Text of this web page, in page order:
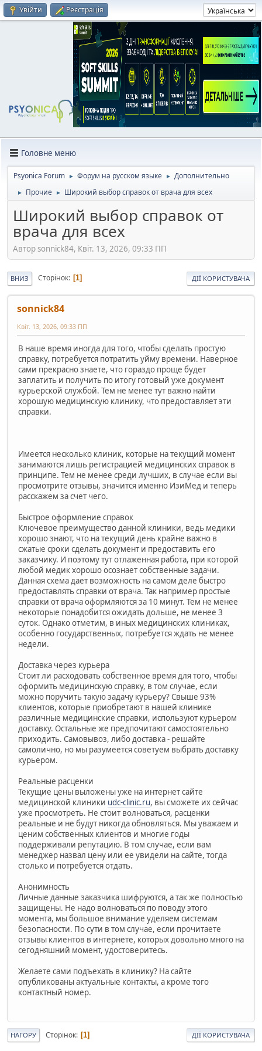
Увійти Реєстрація
Головне меню
Psyonica Forum ► Форум на русском языке ► Дополнительно
► Прочие ► Широкий выбор справок от врача для всех
Широкий выбор справок от
врача для всех
Автор sonnick84, Квіт. 13, 2026, 09:33 ПП
ВНИЗ Сторінок 1 ДІЇ КОРИСТУВАЧА
sonnick84
Квіт. 13, 2026, 09:33 ПП
В наше время иногда для того, чтобы сделать простую
справку, потребуется потратить уйму времени. Наверное
сами прекрасно знаете, что гораздо проще будет
заплатить и получить по итогу готовый уже документ
курьерской службой. Тем не менее тут важно найти
хорошую медицинскую клинику, что предоставляет эти
справки.
Имеется несколько клиник, которые на текущий момент
занимаются лишь регистрацией медицинских справок в
принципе. Тем не менее среди лучших, в случае если вы
просмотрите отзывы, значится именно ИзиМед и теперь
расскажем за счет чего.
Быстрое оформление справок
Ключевое преимущество данной клиники, ведь медики
хорошо знают, что на текущий день крайне важно в
сжатые сроки сделать документ и предоставить его
заказчику. И поэтому тут отлаженная работа, при которой
любой медик хорошо осознает собственные задачи.
Данная схема дает возможность на самом деле быстро
предоставлять справки от врача. Так например простые
справки от врача оформляются за 10 минут. Тем не менее
некоторые понадобится ожидать дольше, не менее 3
суток. Однако отметим, в иных медицинских клиниках,
особенно государственных, потребуется ждать не менее
недели.
Доставка через курьера
Стоит ли расходовать собственное время для того, чтобы
оформить медицинскую справку, в том случае, если
можно поручить такую задачу курьеру? Свыше 93%
клиентов, которые приобретают в нашей клинике
различные медицинские справки, используют курьером
доставку. Остальные же предпочитают самостоятельно
приходить. Самовывоз, либо доставка - решайте
самолично, но мы разумеется советуем выбрать доставку
курьером.
Реальные расценки
Текущие цены выложены уже на интернет сайте
медицинской клиники udc-clinic.ru, вы сможете их сейчас
уже просмотреть. Не стоит волноваться, расценки
реальные и не будут никогда обновляться. Мы уважаем и
ценим собственных клиентов и многие годы
поддерживали репутацию. В том случае, если вам
менеджер назвал цену или ее увидели на сайте, тогда
столько и потребуется отдать.
Анонимность
Личные данные заказчика шифруются, а так же полностью
защищены. Не надо волноваться по поводу этого
момента, мы большое внимание уделяем системам
безопасности. По сути в том случае, если прочитаете
отзывы клиентов в интернете, которых довольно много на
сегодняшний момент, удостоверитесь.
Желаете сами подъехать в клинику? На сайте
опубликованы актуальные контакты, а кроме того
контактный номер.
НАГОРУ Сторінок 1 ДІЇ КОРИСТУВАЧА